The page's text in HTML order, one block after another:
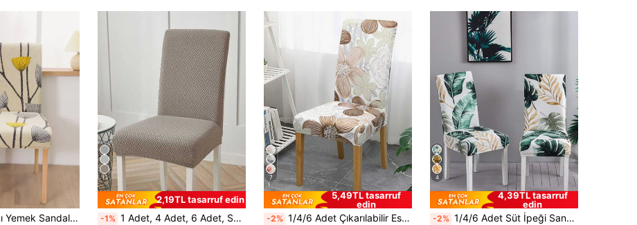
Çiçek Baskı Sıkı Yemek Sandalyesi Slipcover
13
2,19TL tasarruf edin
-1% 1 Adet, 4 Adet, 6 Adet, Soyut Desenli, Düz Renk, L Tipi Sandalye Kılıfı, Ev Gereçleri, Toz Geçirmez ve Esnek, İskandinav Modern Stil, Minimalist, Evrensel ve Esnek, Tek Parça, Oturma Odası, Yemek Odası, Yatak Odası ve Ev Dekorasyonu İçin Uygun
7
5,49TL tasarruf
edin
-2% 1/4/6 Adet Çıkarılabilir Esnek Sandalye Kılıfı, Polyester Tam Kapsama, Çiçek Desenli Yemek Sandalyesi Kılıfı, Ev Dekorasyonu Otel Ziyafet Restoran Sandalye Koruyucu Kılıfı
4
4,39TL tasarruf
edin
-2% 1/4/6 Adet Süt İpeği Sandalye Kılıfları, Otel, Oturma Odası ve Yemek Odası İçin Baskılı Sandalye Kılıfları